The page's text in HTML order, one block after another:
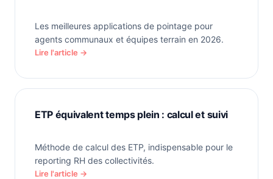
Les meilleures applications de pointage pour
agents communaux et équipes terrain en 2026.
Lire l'article →
ETP équivalent temps plein : calcul et suivi
Méthode de calcul des ETP, indispensable pour le
reporting RH des collectivités.
Lire l'article →